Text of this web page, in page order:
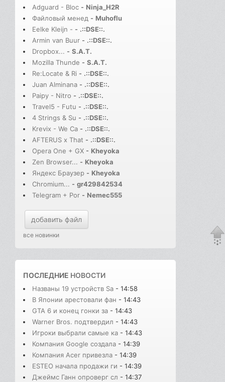
Adguard - Bloc - Ninja_H2R
Файловый менед - Muhoflu
Eelke Kleijn - - .::DSE::.
Armin van Buur - .::DSE::.
Dropbox... - S.A.T.
Mozilla Thunde - S.A.T.
Re:Locate & Ri - .::DSE::.
Juan Alminana - .::DSE::.
Paipy - Nitro - .::DSE::.
Travel5 - Futu - .::DSE::.
4 Strings & Su - .::DSE::.
Krevix - We Ca - .::DSE::.
AFTERUS x That - .::DSE::.
Opera One + GX - Kheyoka
Zen Browser... - Kheyoka
Яндекс Браузер - Kheyoka
Chromium... - gr429842534
Telegram + Por - Nemec555
добавить файл
все новинки
ПОСЛЕДНИЕ НОВОСТИ
Названы 19 устройств Sa - 14:58
В Японии арестовали фан - 14:43
GTA 6 и конец гонки за - 14:43
Warner Bros. подтвердил - 14:43
Игроки выбрали самые ка - 14:43
Компания Google создала - 14:39
Компания Acer привезла - 14:39
ESTEO начала продажи ги - 14:39
Джеймс Ганн опроверг сл - 14:37